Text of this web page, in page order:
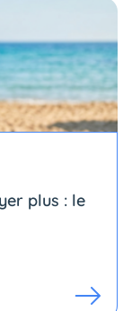
plus : le